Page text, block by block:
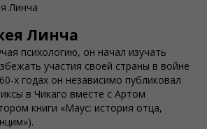
Линча
Линча
психологию, он начал изучать
участия своей страны в войне
х годах он независимо публиковал
в Чикаго вместе с Артом
книги «Маус: история отца,